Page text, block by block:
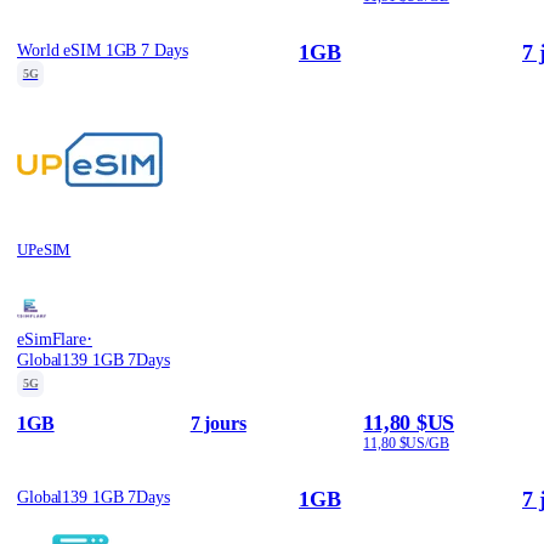
World eSIM 1GB 7 Days
5G
UPeSIM
1GB 7
eSimFlare·
Global139 1GB 7Days
5G
1GB 7 jours 11,80 $US
11,80 $US/GB
Global139 1GB 7Days 1GB 7